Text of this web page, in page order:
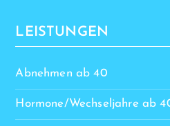
LEISTUNGEN
Abnehmen ab 40
Hormone/Wechseljahre ab